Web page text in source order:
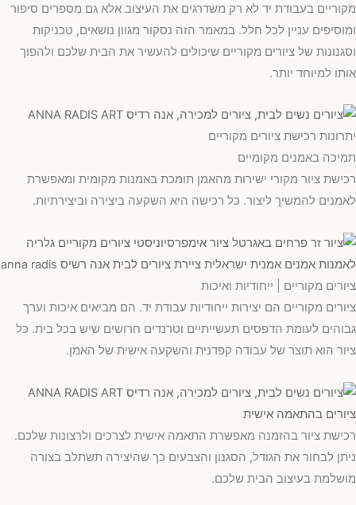
מקוריים בעבודת יד לא רק משדרגים את העיצוב אלא גם מספרים סיפור
ומוסיפים עניין לכל חלל. במאמר הזה נסקור מגוון נושאים, טכניקות
וסגנונות של ציורים מקוריים שיכולים להעשיר את הבית שלכם ולהפוך
אותו למיוחד יותר.
יתרונות רכישת ציורים מקוריים
תמיכה באמנים מקומיים
רכישת ציור מקורי ישירות מהאמן תומכת באמנות מקומית ומאפשרת
לאמנים להמשיך ליצור. כל רכישה היא השקעה ביצירה וביצירתיות.
ציורים מקוריים | ייחודיות ואיכות
ציורים מקוריים הם יצירות ייחודיות עבודת יד. הם מביאים איכות וערך
גבוהים לעומת הדפסים תעשייתיים וטרנדים חרושים שיש בכל בית. כל
ציור הוא תוצר של עבודה קפדנית והשקעה אישית של האמן.
ציורים בהתאמה אישית
רכישת ציור בהזמנה מאפשרת התאמה אישית לצרכים ולרצונות שלכם.
ניתן לבחור את הגודל, הסגנון והצבעים כך שהיצירה תשתלב בצורה
מושלמת בעיצוב הבית שלכם.